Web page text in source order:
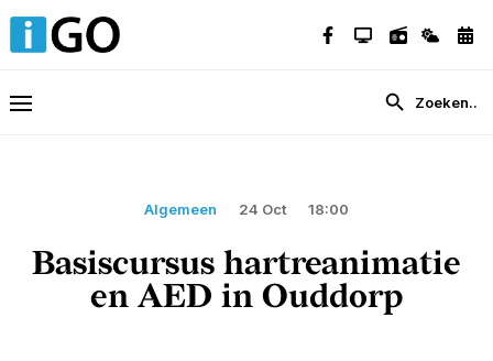
Algemeen 24 Oct 18:00
Basiscursus hartreanimatie
en AED in Ouddorp